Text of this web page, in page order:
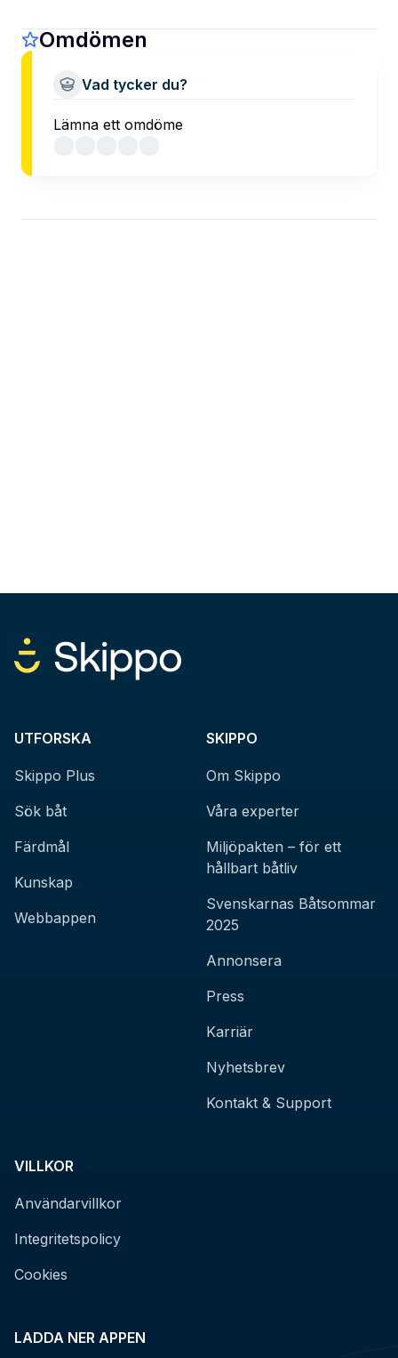
Omdömen
Vad tycker du?
Lämna ett omdöme
LADDA NER APPEN
UTFORSKA
Skippo Plus
Sök båt
Färdmål
Kunskap
Webbappen
SKIPPO
Om Skippo
Våra experter
Miljöpakten – för ett
hållbart båtliv
Svenskarnas Båtsommar
2025
Annonsera
Press
Karriär
Nyhetsbrev
Kontakt & Support
VILLKOR
Användarvillkor
Integritetspolicy
Cookies